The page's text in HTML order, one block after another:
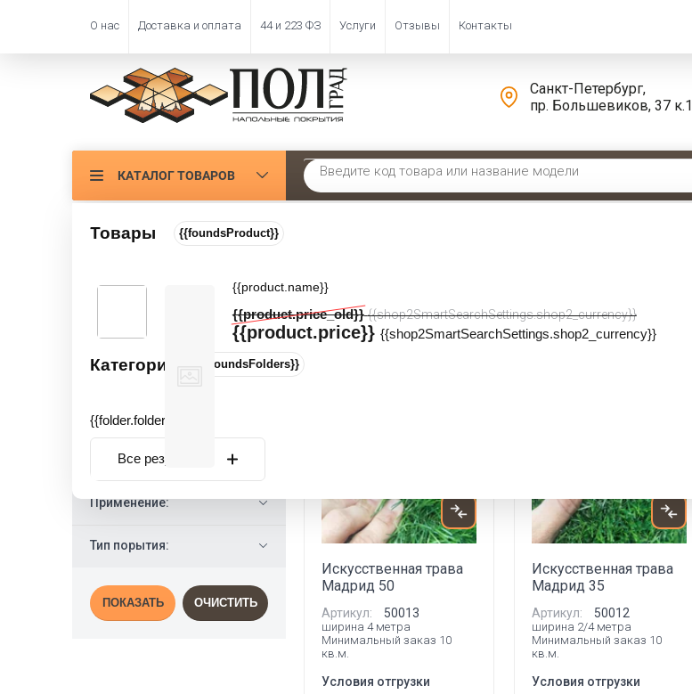
О нас Доставка и оплата 44 и 223 ФЗ Услуги Отзывы Контакты
Санкт-Петербург,
пр. Большевиков, 37 к.1
КАТАЛОГ ТОВАРОВ
Товары {{foundsProduct}}
{{product.name}}
{{product.price_old}} {{shop2SmartSearchSettings.shop2_currency}}
{{product.price}} {{shop2SmartSearchSettings.shop2_currency}}
Категории {{foundsFolders}}
{{folder.folder_name}}
Все результаты
ФИЛЬТР
Цена:
Высота ворса, мм:
Тип ворса:
Основа:
Применение:
Тип порытия:
ПОКАЗАТЬ ОЧИСТИТЬ
Сортировать по:
Искусственная трава
Мадрид 50
Артикул: 50013
ширина 4 метра
Минимальный заказ 10
кв.м.
Условия отгрузки
Искусственная трава
Мадрид 35
Артикул: 50012
ширина 2/4 метра
Минимальный заказ 10
кв.м.
Условия отгрузки